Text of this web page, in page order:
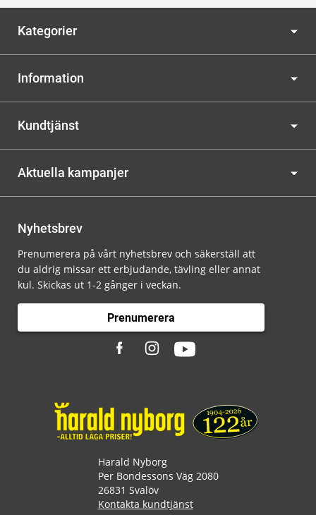
Kategorier
Information
Kundtjänst
Aktuella kampanjer
Nyhetsbrev
Prenumerera på vårt nyhetsbrev och säkerställ att
du aldrig missar ett erbjudande, tävling eller annat
kul. Skickas ut 1-2 gånger i veckan.
Prenumerera
Harald Nyborg
Per Bondessons Väg 2080
26831 Svalöv
Kontakta kundtjänst